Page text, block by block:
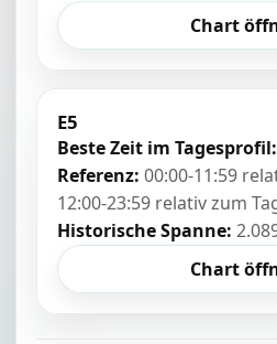
Chart
E5
Beste Zeit im Tagesprofil:
Referenz: 00:00-11:59
12:00-23:59 relativ zum
Historische Spanne:
Chart